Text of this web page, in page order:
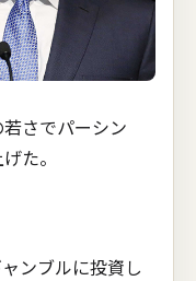
さでパーシン
た。
ンブルに投資し